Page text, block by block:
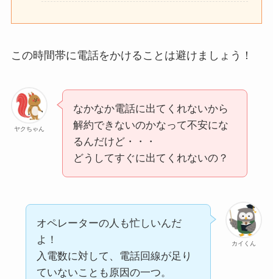
この時間帯に電話をかけることは避けましょう！
ヤクちゃん
なかなか電話に出てくれないから
解約できないのかなって不安にな
るんだけど・・・
どうしてすぐに出てくれないの？
カイくん
オペレーターの人も忙しいんだ
よ！
入電数に対して、電話回線が足り
ていないことも原因の一つ。